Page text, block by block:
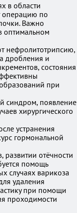
в области
операцию по
Важно
оптимальном
нефролитотрипсию,
дробления и
состояния
при
синдром, появление
хирургического
устранения
гормональной
отёчности
помощь
случаях варикоза
удаления
при помощи
проходимости